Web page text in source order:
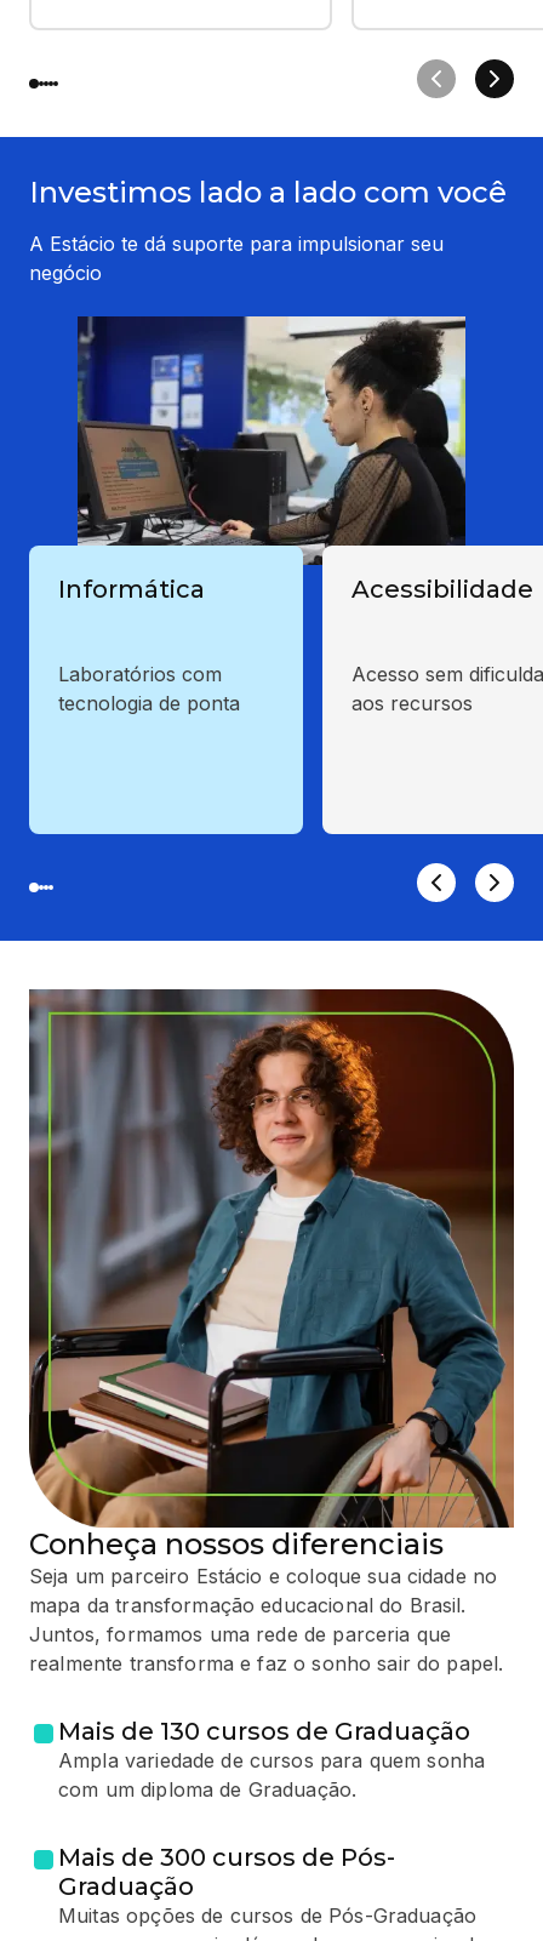
Investimos lado a lado com você
A Estácio te dá suporte para impulsionar seu
negócio
Informática
Laboratórios com
tecnologia de ponta
Acessibilidade
Acesso sem
aos recursos
Conheça nossos diferenciais
Seja um parceiro Estácio e coloque sua cidade no
mapa da transformação educacional do Brasil.
Juntos, formamos uma rede de parceria que
realmente transforma e faz o sonho sair do papel.
Mais de 130 cursos de Graduação
Ampla variedade de cursos para quem sonha
com um diploma de Graduação.
Mais de 300 cursos de Pós-
Graduação
Muitas opções de cursos de Pós-Graduação